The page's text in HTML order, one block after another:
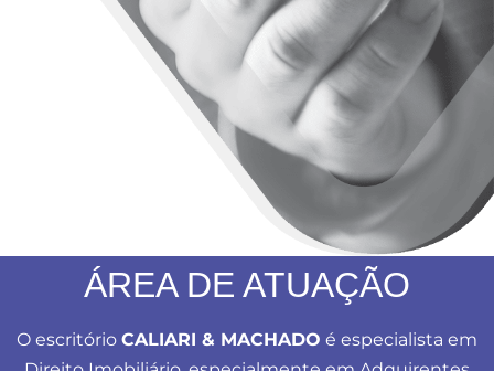
ÁREA DE ATUAÇÃO
O escritório CALIARI & MACHADO é especialista em